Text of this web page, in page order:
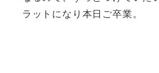
ラットになり本日ご卒業。